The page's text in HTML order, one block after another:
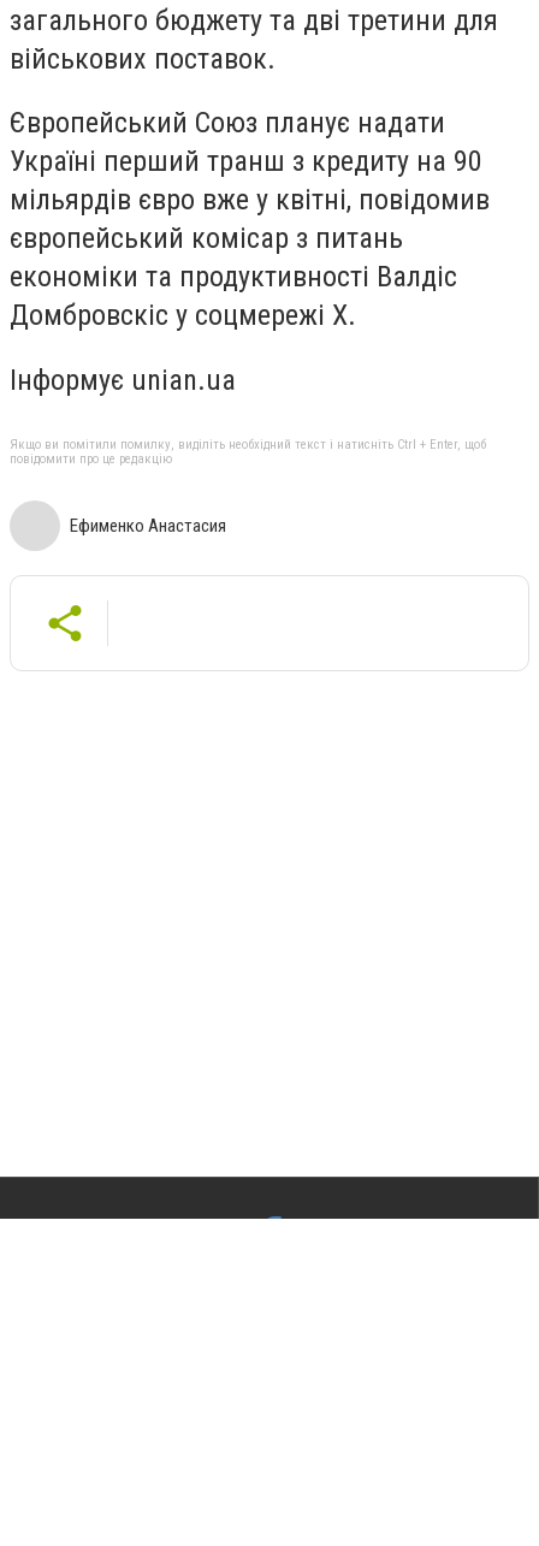
загального бюджету та дві третини для
військових поставок.
Європейський Союз планує надати
Україні перший транш з кредиту на 90
мільярдів євро вже у квітні, повідомив
європейський комісар з питань
економіки та продуктивності Валдіс
Домбровскіс у соцмережі X.
Інформує unian.ua
Якщо ви помітили помилку, виділіть необхідний текст і натисніть Ctrl + Enter, щоб
повідомити про це редакцію
Ефименко Анастасия